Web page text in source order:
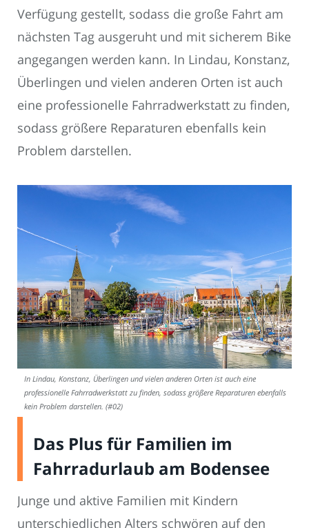
Verfügung gestellt, sodass die große Fahrt am
nächsten Tag ausgeruht und mit sicherem Bike
angegangen werden kann. In Lindau, Konstanz,
Überlingen und vielen anderen Orten ist auch
eine professionelle Fahrradwerkstatt zu finden,
sodass größere Reparaturen ebenfalls kein
Problem darstellen.
In Lindau, Konstanz, Überlingen und vielen anderen Orten ist auch eine
professionelle Fahrradwerkstatt zu finden, sodass größere Reparaturen ebenfalls
kein Problem darstellen. (#02)
Das Plus für Familien im
Fahrradurlaub am Bodensee
Junge und aktive Familien mit Kindern
unterschiedlichen Alters schwören auf den